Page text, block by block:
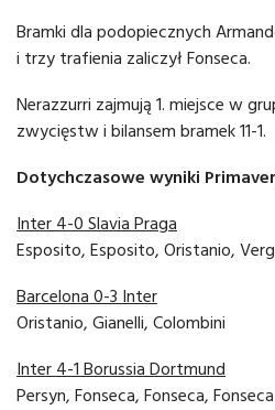
Bramki dla podopiecznych
i trzy trafienia zaliczył Fonseca.
Nerazzurri zajmują 1. miejsce w
zwycięstw i bilansem bramek 11-1.
Dotychczasowe wyniki
Inter 4-0 Slavia Praga
Esposito, Esposito, Oristanio,
Barcelona 0-3 Inter
Oristanio, Gianelli, Colombini
Inter 4-1 Borussia Dortmund
Persyn, Fonseca, Fonseca, Fonseca